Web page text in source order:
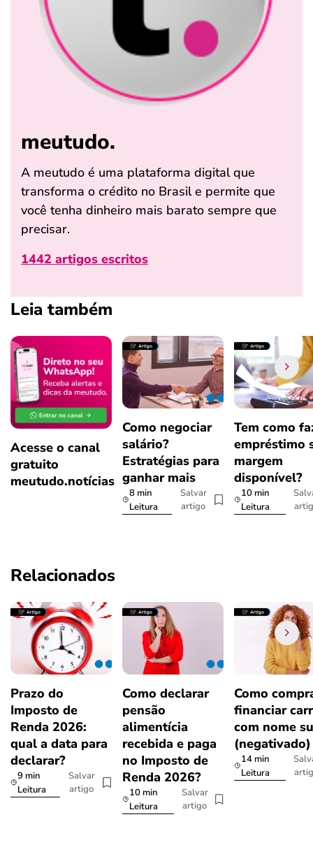
meutudo.
A meutudo é uma plataforma digital que
transforma o crédito no Brasil e permite que
você tenha dinheiro mais barato sempre que
precisar.
1442 artigos escritos
Leia também
Acesse o canal
gratuito
meutudo.notícias
Como negociar
salário?
Estratégias para
ganhar mais
8 min
Leitura
Salvar
artigo
Tem como
empréstimo
margem
disponível?
10 min
Leitura
Relacionados
Prazo do
Imposto de
Renda 2026:
qual a data para
declarar?
9 min
Leitura
Salvar
artigo
Como declarar
pensão
alimentícia
recebida e paga
no Imposto de
Renda 2026?
10 min
Leitura
Salvar
artigo
Como
financiar
com nome
(negativado)
14 min
Leitura